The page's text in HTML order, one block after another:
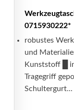
0715930222*
robustes
und
Kunststoff █
Tragegriff
Schultergurt...